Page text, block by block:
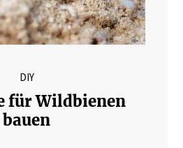
DIY
für Wildbienen
bauen